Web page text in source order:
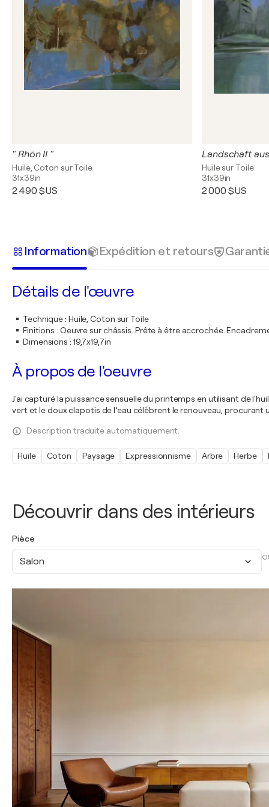
Découvrir dans des intérieurs
Pièce
Salon
" Rhön II "
Huile, Coton sur Toile
31x39in
2 490 $US
Landschaft
Huile sur Toile
31x39in
2 000 $US
Information Expédition et retours
Détails de l'œuvre
Technique: Huile, Coton sur Toile
Finitions : Oeuvre sur châssis. Prête à être accrochée.
Dimensions : 19,7x19,7in
À propos de l'oeuvre
J'ai capturé la puissance sensuelle du printemps en utilisant de
vert et le doux clapotis de l’eau célèbrent le renouveau,
Description traduite automatiquement.
Huile Coton Paysage Expressionnisme Arbre Herbe